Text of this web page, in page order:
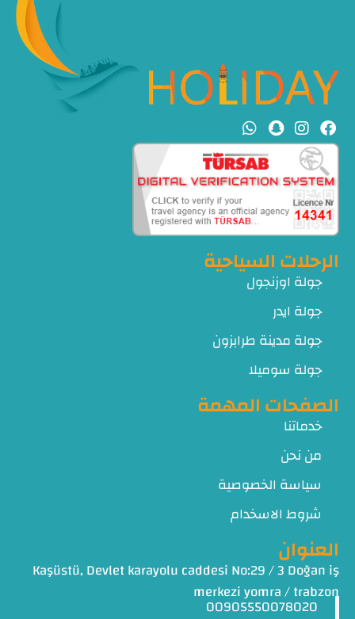
الرحلات السياحية
جولة اوزنجول
جولة ايدر
جولة مدينة طرابزون
جولة سوميلا
الصفحات المهمة
خدماتنا
من نحن
سياسة الخصوصية
شروط الاسخدام
العنوان
Kaşüstü, Devlet karayolu caddesi No:29 / 3 Doğan iş
merkezi yomra / trabzon
00905550078020